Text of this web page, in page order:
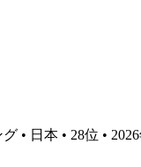
• 日本 • 28位 •